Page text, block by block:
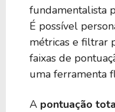
BICL39
BAGY39
fundamentalista
É possível
métricas e filtrar
faixas de
uma ferramenta
A pontuação